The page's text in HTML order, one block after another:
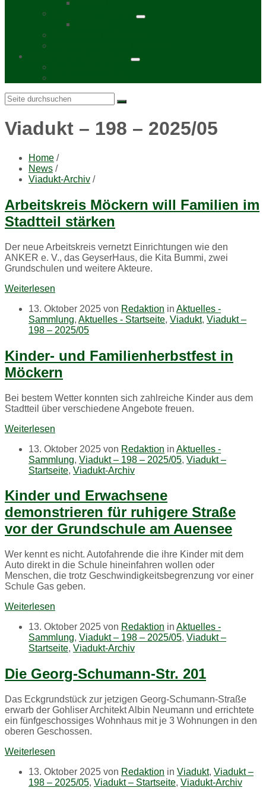
Search:
Viadukt – 198 – 2025/05
Home /
News /
Viadukt-Archiv /
Anja
Richter,
Leiterin
ITZ
Di-
derotstraße,
Blumenthal
Familienzentrum
GeyserHaus
Töpfer
Arbeitskreis Möckern will Familien im
Stadtteil stärken
Der neue Arbeitskreis vernetzt Einrichtungen wie den
ANKER e. V., das GeyserHaus, die Kita Bummi, zwei
Grundschulen und weitere Akteure.
Weiterlesen
13. Oktober 2025 von Redaktion in Aktuelles -
Sammlung, Aktuelles - Startseite, Viadukt, Viadukt –
198 – 2025/05
Kinder- und Familienherbstfest in
Möckern
Bei bestem Wetter konnten sich zahlreiche Kinder aus dem
Stadtteil über verschiedene Angebote freuen.
Weiterlesen
13. Oktober 2025 von Redaktion in Aktuelles -
Sammlung, Viadukt – 198 – 2025/05, Viadukt –
Startseite, Viadukt-Archiv
Kinder und Erwachsene
demonstrieren für ruhigere Straße
vor der Grundschule am Auensee
Wer kennt es nicht. Autofahrende die ihre Kinder mit dem
Auto direkt in die Schule hineinfahren wollen oder
Menschen, die trotz Geschwindigkeitsbegrenzung vor einer
Schule Gas geben.
Weiterlesen
13. Oktober 2025 von Redaktion in Aktuelles -
Sammlung, Viadukt – 198 – 2025/05, Viadukt –
Startseite, Viadukt-Archiv
Der
neugestaltete
der
Georg-
Schumann-
Str.
Foto:
Heinz
Kohlwagen
Die Georg-Schumann-Str. 201
Das Eckgrundstück zur jetzigen Georg-Schumann-Straße
erwarb der Gohliser Architekt Albin Neumann und errichtete
ein fünfgeschossiges Wohnhaus mit je 3 Wohnungen in den
oberen Geschossen.
Weiterlesen
13. Oktober 2025 von Redaktion in Viadukt, Viadukt –
198 – 2025/05, Viadukt – Startseite, Viadukt-Archiv